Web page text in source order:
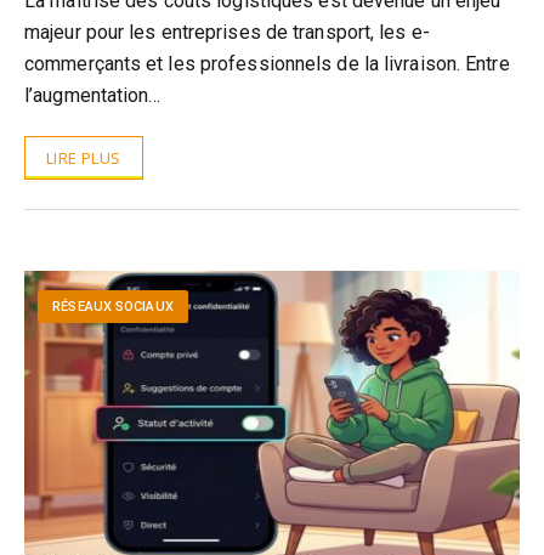
majeur pour les entreprises de transport, les e-
commerçants et les professionnels de la livraison. Entre
l’augmentation…
LIRE PLUS
RÉSEAUX SOCIAUX